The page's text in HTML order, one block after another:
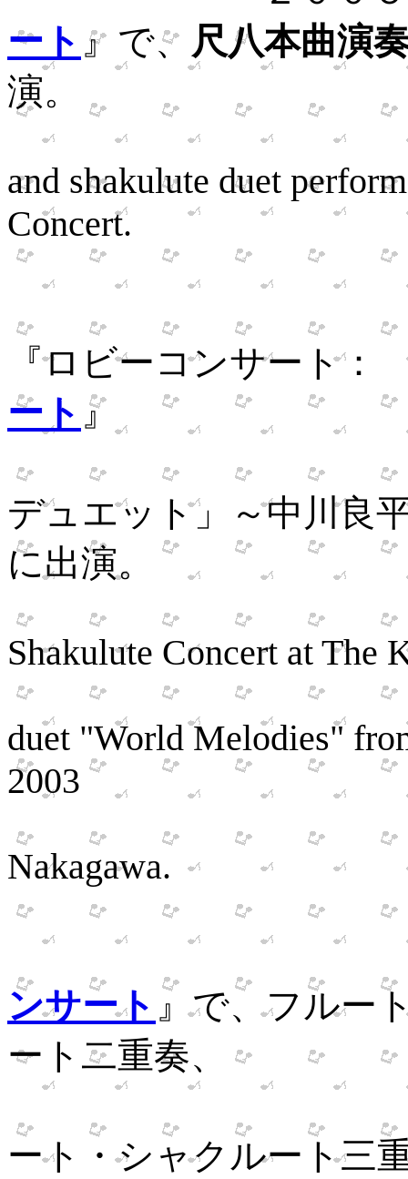
ート 』で、 尺八本曲演
演。
and shakulute duet
Concert.
７月、北
『ロビーコンサート
ート 』
「シャ
デュエット」
～中川良
に出演。
Played
Shakulute Concert at
duet "World Melodies"
2003
arranged
Nakagawa.
ンサート 』で、フルー
ート二重奏、
ート・シャクルート三